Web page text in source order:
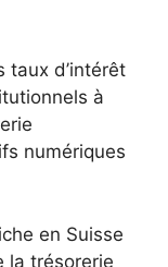
taux d’intérêt
à
numériques
en Suisse
la trésorerie